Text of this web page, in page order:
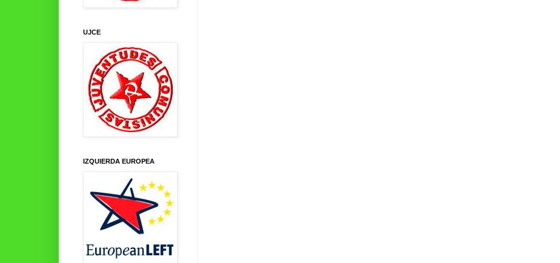
UJCE
IZQUIERDA EUROPEA